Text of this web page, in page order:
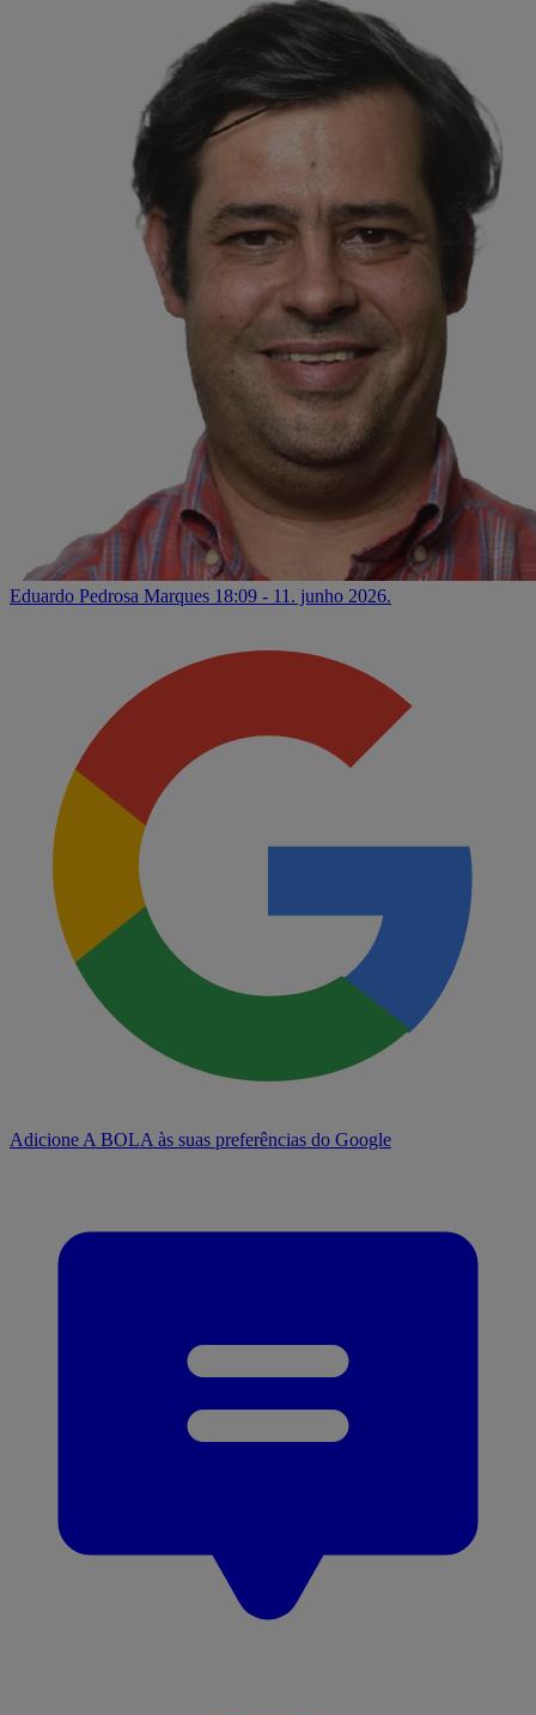
Eduardo Pedrosa Marques 18:09 - 11. junho 2026.
Adicione A BOLA às suas preferências do Google